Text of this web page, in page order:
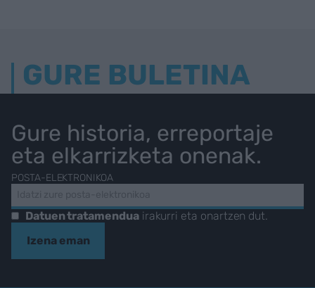
GURE BULETINA
Gure historia, erreportaje
eta elkarrizketa onenak.
POSTA-ELEKTRONIKOA
Datuen tratamenduairakurri eta onartzen dut.
Izena eman